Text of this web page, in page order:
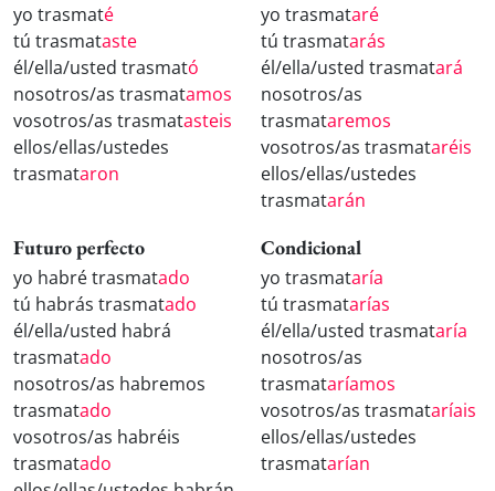
yo trasmaté
tú trasmataste
él/ella/usted trasmató
nosotros/as trasmatamos
vosotros/as trasmatasteis
ellos/ellas/ustedes
trasmataron
yo trasmataré
tú trasmatarás
él/ella/usted trasmatará
nosotros/as
trasmataremos
vosotros/as trasmataréis
ellos/ellas/ustedes
trasmatarán
Futuro perfecto
yo habré trasmatado
tú habrás trasmatado
él/ella/usted habrá
trasmatado
nosotros/as habremos
trasmatado
vosotros/as habréis
trasmatado
Condicional
yo trasmataría
tú trasmatarías
él/ella/usted trasmataría
nosotros/as
trasmataríamos
vosotros/as trasmataríais
ellos/ellas/ustedes
trasmatarían